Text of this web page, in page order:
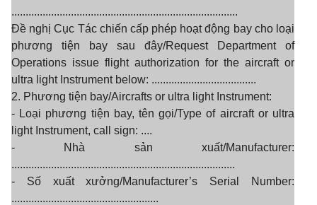
................................................................................
Đề nghị Cục Tác chiến cấp phép hoạt động bay cho loại
phương tiện bay sau đây/Request Department of
Operations issue flight authorization for the aircraft or
ultra light Instrument below: .....................................
2. Phương tiện bay/Aircrafts or ultra light Instrument:
- Loại phương tiện bay, tên gọi/Type of aircraft or ultra
light Instrument, call sign: ....
- Nhà sản xuất/Manufacturer:
...............................................................................
- Số xuất xưởng/Manufacturer’s Serial Number:
....................................................